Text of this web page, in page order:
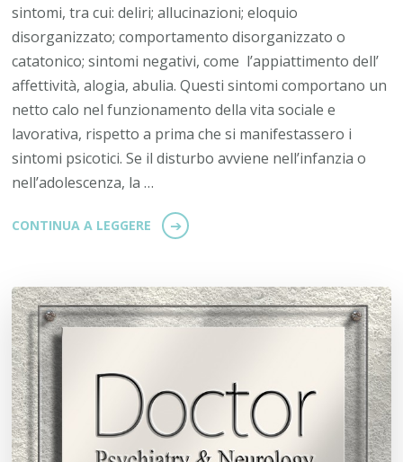
sintomi, tra cui: deliri; allucinazioni; eloquio
disorganizzato; comportamento disorganizzato o
catatonico; sintomi negativi, come l’appiattimento dell’
affettività, alogia, abulia. Questi sintomi comportano un
netto calo nel funzionamento della vita sociale e
lavorativa, rispetto a prima che si manifestassero i
sintomi psicotici. Se il disturbo avviene nell’infanzia o
nell’adolescenza, la …
CONTINUA A LEGGERE